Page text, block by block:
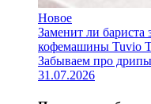
Новое
Заменит ли бариста
кофемашины Tuvio
Забываем про
31.07.2026